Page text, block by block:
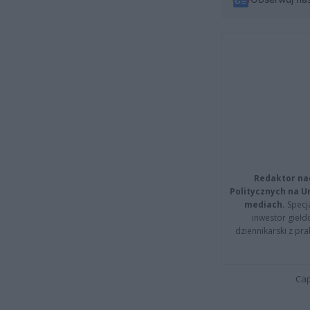
Redaktor
Politycznych na
mediach.
inwestor
dziennikarski z